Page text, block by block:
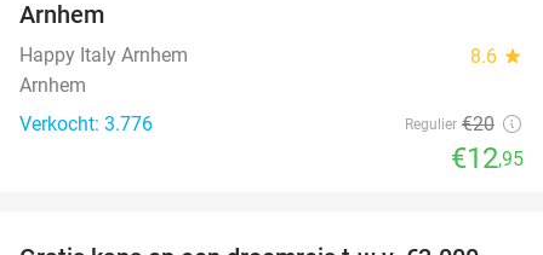
Arnhem
Happy Italy Arnhem 8.6 star
Arnhem
Verkocht: 3.776
Regulier €20
€12,95